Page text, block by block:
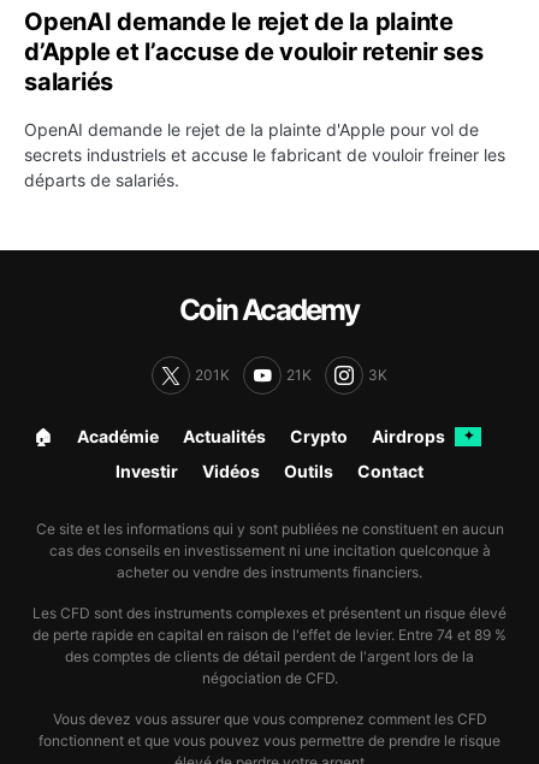
OpenAI demande le rejet de la plainte
d’Apple et l’accuse de vouloir retenir ses
salariés
OpenAI demande le rejet de la plainte d'Apple pour vol de
secrets industriels et accuse le fabricant de vouloir freiner les
départs de salariés.
Coin Academy
201K 21K 3K
🏠︎ Académie Actualités Crypto Airdrops ✦
Investir Vidéos Outils Contact
Ce site et les informations qui y sont publiées ne constituent en aucun
cas des conseils en investissement ni une incitation quelconque à
acheter ou vendre des instruments financiers.
Les CFD sont des instruments complexes et présentent un risque élevé
de perte rapide en capital en raison de l'effet de levier. Entre 74 et 89 %
des comptes de clients de détail perdent de l'argent lors de la
négociation de CFD.
Vous devez vous assurer que vous comprenez comment les CFD
fonctionnent et que vous pouvez vous permettre de prendre le risque